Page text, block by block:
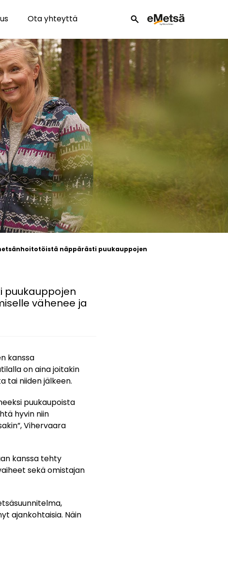
Ota yhteyttä search
näppärästi puukauppojen
puukauppojen
vähenee ja
kanssa
on aina joitakin
tai niiden jälkeen.
puukaupoista
hyvin niin
Vihervaara
kanssa tehty
sekä omistajan
ajankohtaisia. Näin